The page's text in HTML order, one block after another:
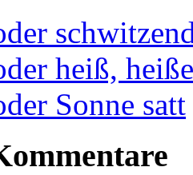
heiß,
Sonne satt